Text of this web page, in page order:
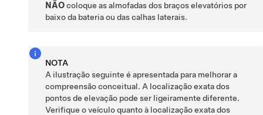
NÃOcoloque as almofadas dos braços elevatórios por
baixo da bateria ou das calhas laterais.
NOTA
A ilustração seguinte é apresentada para melhorar a
compreensão conceitual. A localização exata dos
pontos de elevação pode ser ligeiramente diferente.
Verifique o veículo quanto à localização exata dos